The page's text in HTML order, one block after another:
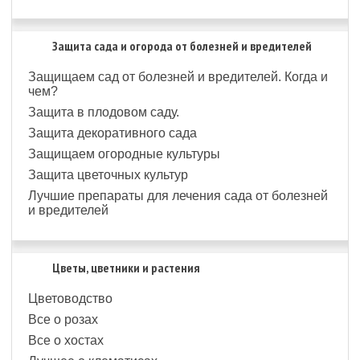
Защита сада и огорода от болезней и вредителей
Защищаем сад от болезней и вредителей. Когда и
чем?
Защита в плодовом саду.
Защита декоративного сада
Защищаем огородные культуры
Защита цветочных культур
Лучшие препараты для лечения сада от болезней
и вредителей
Цветы, цветники и растения
Цветоводство
Все о розах
Все о хостах